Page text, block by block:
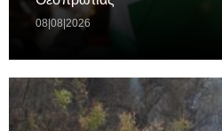
08|08|2026